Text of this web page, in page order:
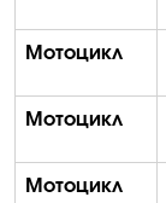
Мотоцикл
Мотоцикл
Мотоцикл